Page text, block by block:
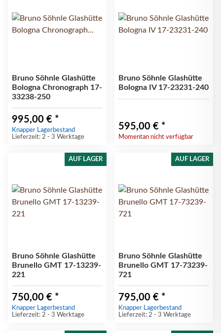
Bruno Söhnle Glashütte
Bologna Chronograph 17-
33238-250
995,00 € *
Knapper Lagerbestand
Lieferzeit: 2 - 3 Werktage
Bruno Söhnle Glashütte
Bologna IV 17-23231-240
595,00 € *
Momentan nicht verfügbar
AUF LAGER
Bruno Söhnle Glashütte
Brunello GMT 17-13239-
221
750,00 € *
Knapper Lagerbestand
Lieferzeit: 2 - 3 Werktage
AUF LAGER
Bruno Söhnle Glashütte
Brunello GMT 17-73239-
721
795,00 € *
Knapper Lagerbestand
Lieferzeit: 2 - 3 Werktage